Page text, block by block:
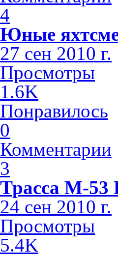
4
Юные
27 сен 2010 г.
Просмотры
1.6K
Понравилось
0
Комментарии
3
Трасса М-
24 сен 2010 г.
Просмотры
5.4K